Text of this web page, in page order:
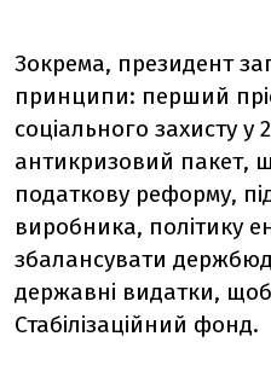
Зокрема, президент
принципи: перший
соціального захисту
антикризовий пакет,
податкову реформу,
виробника, політику
збалансувати
державні видатки,
Стабілізаційний фонд.